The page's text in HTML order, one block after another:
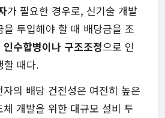
가 필요한 경우로, 신기술 개발
투입해야 할 때 배당금을 조
인수합병이나 구조조정으로 인
할 때다.
의 배당 건전성은 여전히 높은
개발을 위한 대규모 설비 투